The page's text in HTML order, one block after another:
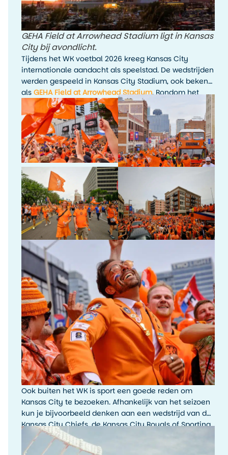
GEHA Field at Arrowhead Stadium ligt in Kansas
City bij avondlicht.
Tijdens het WK voetbal 2026 kreeg Kansas City
internationale aandacht als speelstad. De wedstrijden
werden gespeeld in Kansas City Stadium, ook bekend
als GEHA Field at Arrowhead Stadium. Rondom het
toernooi waren er fanactiviteiten, kijkfeesten en
evenementen in de stad.
Ook buiten het WK is sport een goede reden om
Kansas City te bezoeken. Afhankelijk van het seizoen
kun je bijvoorbeeld denken aan een wedstrijd van de
Kansas City Chiefs, de Kansas City Royals of Sporting
Kansas City. De sfeer rondom een wedstrijddag, met
fans, tailgating en lokale trots, is typisch Amerikaans.